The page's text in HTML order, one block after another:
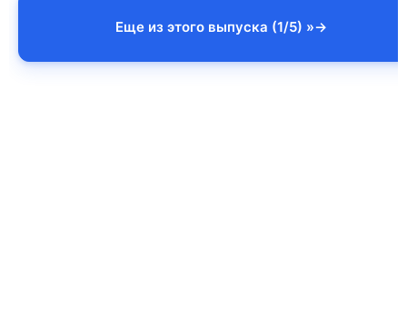
Еще из этого выпуска (1/5) »